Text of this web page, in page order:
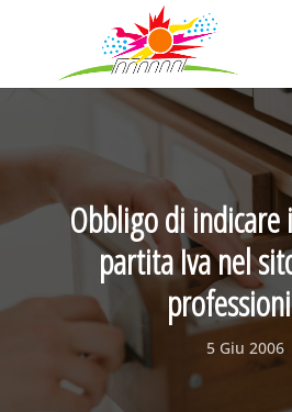
Obbligo di
partita Iva nel
5 Giu 2006